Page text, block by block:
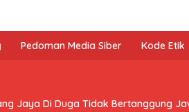
Pedoman Media Siber Kode Etik
Jaya Di Duga Tidak Bertanggung